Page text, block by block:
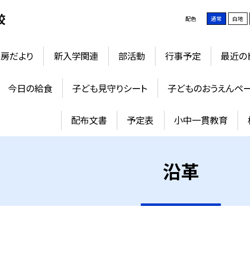
配色 通常 白地
だより 新入学関連 部活動 行事予定 最近の
今日の給食 子ども見守りシート 子どものおうえんペ
配布文書 予定表 小中一貫教育
沿革